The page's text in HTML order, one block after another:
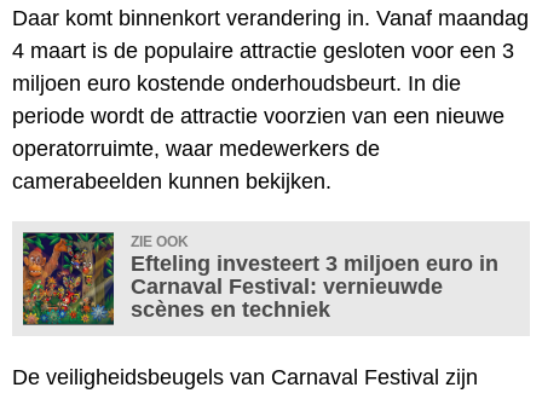
Daar komt binnenkort verandering in. Vanaf maandag
4 maart is de populaire attractie gesloten voor een 3
miljoen euro kostende onderhoudsbeurt. In die
periode wordt de attractie voorzien van een nieuwe
operatorruimte, waar medewerkers de
camerabeelden kunnen bekijken.
ZIE OOK
Efteling investeert 3 miljoen euro in
Carnaval Festival: vernieuwde
scènes en techniek
De veiligheidsbeugels van Carnaval Festival zijn